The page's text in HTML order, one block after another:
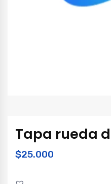
Tapa rueda
$25.000